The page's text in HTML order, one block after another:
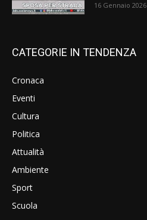
16 Gennaio 2026
CATEGORIE IN TENDENZA
Cronaca
Eventi
Cultura
Politica
Attualità
Ambiente
Sport
Scuola